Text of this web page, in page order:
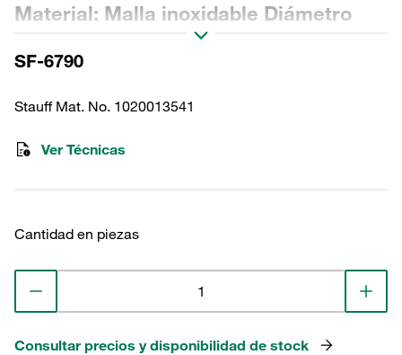
Material: Malla inoxidable Diámetro
exterior (mm): 128 Longitud (mm): 168
Sellado: NBR, relación β >2
SF-6790
Stauff Mat. No. 1020013541
Ver Técnicas
Cantidad en piezas
Consultar precios y disponibilidad de stock